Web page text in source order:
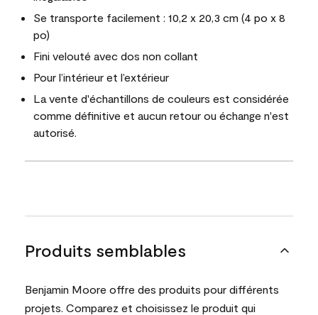
Se transporte facilement : 10,2 x 20,3 cm (4 po x 8
po)
Fini velouté avec dos non collant
Pour l’intérieur et l’extérieur
La vente d'échantillons de couleurs est considérée
comme définitive et aucun retour ou échange n'est
autorisé.
Produits semblables
Benjamin Moore offre des produits pour différents
projets. Comparez et choisissez le produit qui